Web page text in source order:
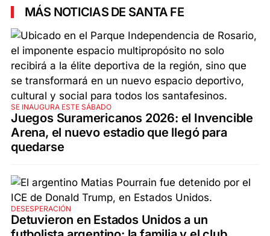
MÁS NOTICIAS DE SANTA FE
SE INAUGURA ESTE SÁBADO
Juegos Suramericanos 2026: el Invencible
Arena, el nuevo estadio que llegó para
quedarse
DESESPERACIÓN
Detuvieron en Estados Unidos a un